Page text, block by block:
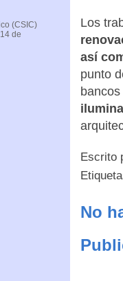
Los
así
punto
Escrito
No
(CSIC)
de